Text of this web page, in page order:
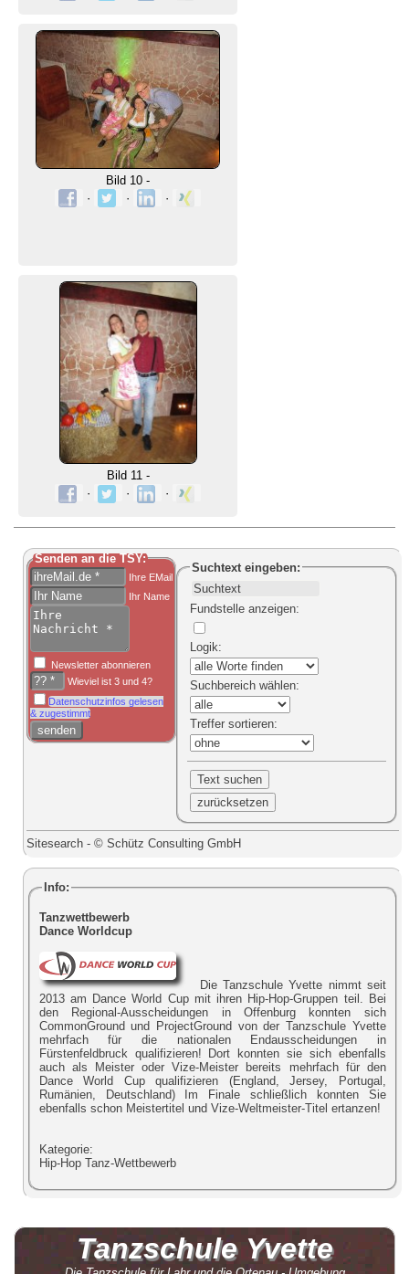
Bild 10 -
·
· ·
Bild 11 -
·
· ·
Senden an die TSY:
Ihre EMail
Ihr Name
Newsletter abonnieren
Wieviel ist 3 und 4?
Datenschutzinfos gelesen
& zugestimmt
Suchtexteingeben:
Fundstelle anzeigen:
Logik:
Suchbereichwählen:
Treffer sortieren:
Sitesearch - © Schütz Consulting GmbH
Info:
Tanzwettbewerb
Dance Worldcup
Die Tanzschule Yvette nimmt seit
2013 am Dance World Cup mit ihren Hip-Hop-Gruppen teil. Bei
den Regional-Ausscheidungen in Offenburg konnten sich
CommonGround und ProjectGround von der Tanzschule Yvette
mehrfach für die nationalen Endausscheidungen in
Fürstenfeldbruck qualifizieren! Dort konnten sie sich ebenfalls
auch als Meister oder Vize-Meister bereits mehrfach für den
Dance World Cup qualifizieren (England, Jersey, Portugal,
Rumänien, Deutschland) Im Finale schließlich konnten Sie
ebenfalls schon Meistertitel und Vize-Weltmeister-Titel ertanzen!
Kategorie:
Hip-Hop Tanz-Wettbewerb
Tanzschule Yvette